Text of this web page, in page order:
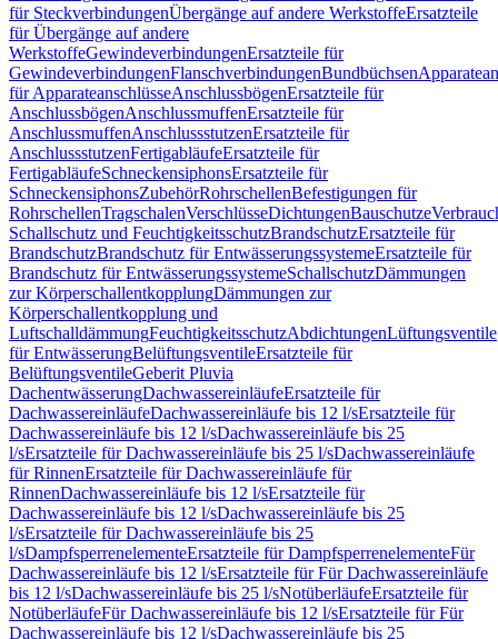
für SteckverbindungenÜbergänge auf andere WerkstoffeErsatzteile
für Übergänge auf andere
WerkstoffeGewindeverbindungenErsatzteile für
GewindeverbindungenFlanschverbindungenBundbüchsen
für ApparateanschlüsseAnschlussbögenErsatzteile für
AnschlussbögenAnschlussmuffenErsatzteile für
AnschlussmuffenAnschlussstutzenErsatzteile für
AnschlussstutzenFertigabläufeErsatzteile für
FertigabläufeSchneckensiphonsErsatzteile für
SchneckensiphonsZubehörRohrschellenBefestigungen für
RohrschellenTragschalenVerschlüsseDichtungenBauschutze
Schallschutz und FeuchtigkeitsschutzBrandschutzErsatzteile für
BrandschutzBrandschutz für EntwässerungssystemeErsatzteile für
Brandschutz für EntwässerungssystemeSchallschutzDämmungen
zur KörperschallentkopplungDämmungen zur
Körperschallentkopplung und
LuftschalldämmungFeuchtigkeitsschutzAbdichtungenLüftungsventile
für EntwässerungBelüftungsventileErsatzteile für
BelüftungsventileGeberit Pluvia
DachentwässerungDachwassereinläufeErsatzteile für
DachwassereinläufeDachwassereinläufe bis 12 l/sErsatzteile für
Dachwassereinläufe bis 12 l/sDachwassereinläufe bis 25
l/sErsatzteile für Dachwassereinläufe bis 25 l/sDachwassereinläufe
für RinnenErsatzteile für Dachwassereinläufe für
RinnenDachwassereinläufe bis 12 l/sErsatzteile für
Dachwassereinläufe bis 12 l/sDachwassereinläufe bis 25
l/sErsatzteile für Dachwassereinläufe bis 25
l/sDampfsperrenelementeErsatzteile für DampfsperrenelementeFür
Dachwassereinläufe bis 12 l/sErsatzteile für Für Dachwassereinläufe
bis 12 l/sDachwassereinläufe bis 25 l/sNotüberläufeErsatzteile für
NotüberläufeFür Dachwassereinläufe bis 12 l/sErsatzteile für Für
Dachwassereinläufe bis 12 l/sDachwassereinläufe bis 25